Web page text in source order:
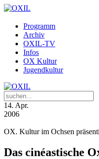
Programm
Archiv
OXIL-TV
Infos
OX Kultur
Jugendkultur
14. Apr.
2006
OX. Kultur im Ochsen
Das cinéastische